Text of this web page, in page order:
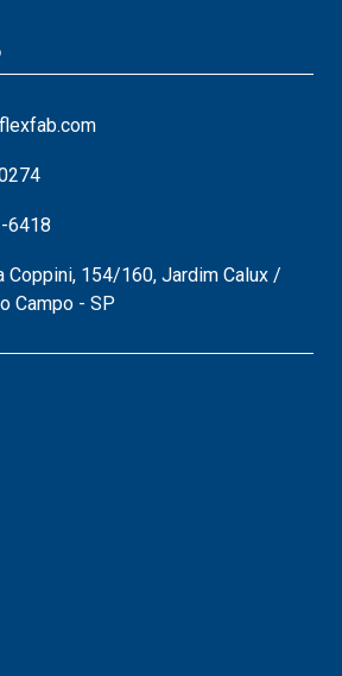
6418
Coppini, 154/160, Jardim Calux /
Campo - SP